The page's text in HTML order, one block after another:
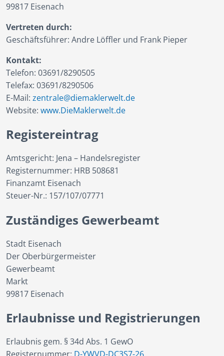
99817 Eisenach
Vertreten durch:
Geschäftsführer: Andre Löffler und Frank Pieper
Kontakt:
Telefon: 03691/8290505
Telefax: 03691/8290506
E-Mail: zentrale@diemaklerwelt.de
Website: www.DieMaklerwelt.de
Registereintrag
Amtsgericht: Jena – Handelsregister
Registernummer: HRB 508681
Finanzamt Eisenach
Steuer-Nr.: 157/107/07771
Zuständiges Gewerbeamt
Stadt Eisenach
Der Oberbürgermeister
Gewerbeamt
Markt
99817 Eisenach
Erlaubnisse und Registrierungen
Erlaubnis gem. § 34d Abs. 1 GewO